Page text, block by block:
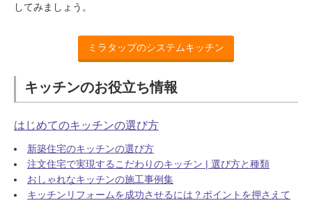
してみましょう。
ミラタップのシステムキッチン
キッチンのお役立ち情報
はじめてのキッチンの選び方
新築住宅のキッチンの選び方
注文住宅で実現するこだわりのキッチン | 選び方と種類
おしゃれなキッチンの施工事例集
キッチンリフォームを成功させるには？ポイントを押さえて